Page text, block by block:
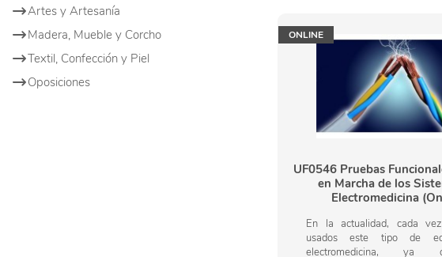
Artes y Artesanía
Madera, Mueble y Corcho
Textil, Confección y Piel
Oposiciones
ONLINE
UF0546 Pruebas
en Marcha de los
Electromedicina
En la actualidad, cada
usados este tipo de
electromedicina,